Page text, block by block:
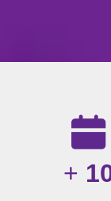
Resultados da
+